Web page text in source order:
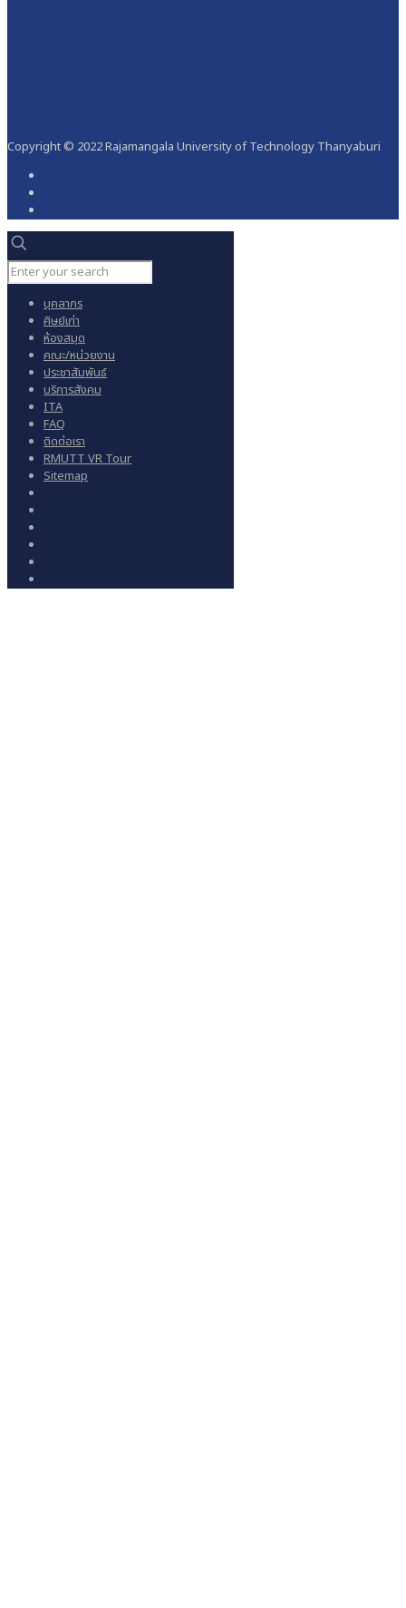
Copyright © 2022 Rajamangala University of Technology Thanyaburi
บุคลากร
ศิษย์เก่า
ห้องสมุด
คณะ/หน่วยงาน
ประชาสัมพันธ์
บริการสังคม
ITA
FAQ
ติดต่อเรา
RMUTT VR Tour
Sitemap